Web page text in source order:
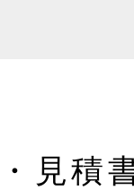
見積